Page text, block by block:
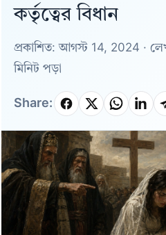
কর্তৃত্বের বিধান
প্রকাশিত: আগস্ট 14, 2024 ·
মিনিট পড়া
Share: